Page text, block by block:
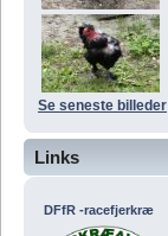
Se seneste billeder
Links
DFfR -racefjerkræ